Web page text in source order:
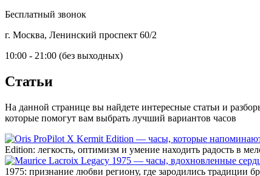
Бесплатный звонок
г. Москва, Ленинский проспект 60/2
10:00 - 21:00 (без выходных)
Статьи
На данной странице вы найдете интересные статьи и
которые помогут вам выбрать лучший вариантов часов
Edition: легкость, оптимизм и умение находить радость в
1975: признание любви региону, где зародились традиции